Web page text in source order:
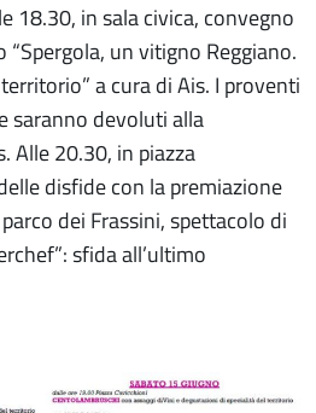
18.30, in sala civica, convegno
“Spergola, un vitigno Reggiano.
a cura di Ais. I proventi
saranno devoluti alla
Alle 20.30, in piazza
disfide con la premiazione
dei Frassini, spettacolo di
sfida all’ultimo